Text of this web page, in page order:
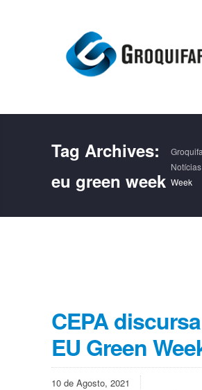
Tag Archives:
eu green week
Notícias
Week
CEPA
EU Green
10 de Agosto, 2021